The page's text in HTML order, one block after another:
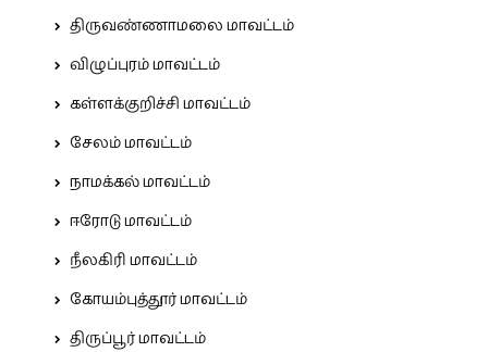
திருவண்ணாமலை மாவட்டம்
விழுப்புரம் மாவட்டம்
கள்ளக்குறிச்சி மாவட்டம்
சேலம் மாவட்டம்
நாமக்கல் மாவட்டம்
ஈரோடு மாவட்டம்
நீலகிரி மாவட்டம்
கோயம்புத்தூர் மாவட்டம்
திருப்பூர் மாவட்டம்